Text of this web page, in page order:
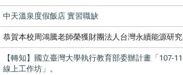
中天溫泉度假飯店 實習職缺
恭賀本校周鴻騰老師榮獲財團法人台灣永續能源研
【轉知】國立臺灣大學執行教育部委辦計畫「 107-
線上工作坊」。